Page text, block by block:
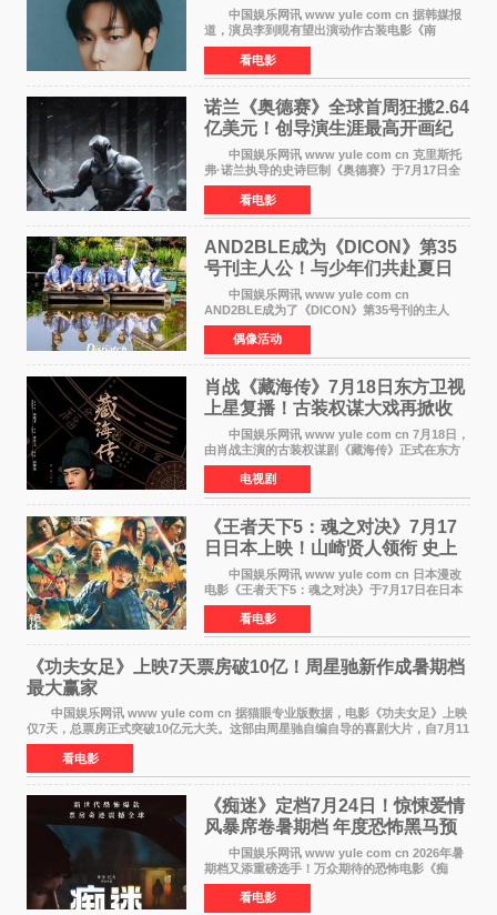
中国娱乐网讯 www yule com cn 据韩媒报
道，演员李到晛有望出演动作古装电影《南
伐》，与李秉宪、高允真合作，引发关注。
该片为动作古装片，讲述朝鲜初期，为了解救被
倭寇绑走的俘虏，9
看电影
诺兰《奥德赛》全球首周狂揽2.64
亿美元！创导演生涯最高开画纪
中国娱乐网讯 www yule com cn 克里斯托
弗·诺兰执导的史诗巨制《奥德赛》于7月17日全
球上映，首周末票房表现远超预期——北美首周
三天粗报1 245亿美元（开画3919馆），全球首周
2 641亿美元
看电影
AND2BLE成为《DICON》第35
号刊主人公！与少年们共赴夏日
之约
中国娱乐网讯 www yule com cn
AND2BLE成为了《DICON》第35号刊的主人
公，本期标题为And The Summer。作为出道后
首次担任杂志画报主角的完整体，AND2BLE用清
澈的少年感与全新的夏天相遇了
偶像活动
肖战《藏海传》7月18日东方卫视
上星复播！古装权谋大戏再掀收
视热潮
中国娱乐网讯 www yule com cn 7月18日，
由肖战主演的古装权谋剧《藏海传》正式在东方
卫视上星复播，引发广泛关注。该剧此前已在网
络平台播出，凭借精良制作和紧凑剧情收获不俗
口碑，此次上
电视剧
《王者天下5：魂之对决》7月17
日日本上映！山崎贤人领衔 史上
最大“函谷关防卫战”
中国娱乐网讯 www yule com cn 日本漫改
电影《王者天下5：魂之对决》于7月17日在日本
全国上映。这部由佐藤信介执导、山崎贤人主演
的历史动作片，改编自原泰久同名人气漫画，继
续讲述信和漂
看电影
《功夫女足》上映7天票房破10亿！周星驰新作成暑期档
最大赢家
中国娱乐网讯 www yule com cn 据猫眼专业版数据，电影《功夫女足》上映
仅7天，总票房正式突破10亿元大关。这部由周星驰自编自导的喜剧大片，自7月11
日公映以来便展现出惊人的市场统治力。
看电影
《痴迷》定档7月24日！惊悚爱情
风暴席卷暑期档 年度恐怖黑马预
中国娱乐网讯 www yule com cn 2026年暑
期档又添重磅选手！万众期待的恐怖电影《痴
迷》今日正式官宣定档，将于7月24日登陆内地各
大院线。这部被业内专家誉为新世代爆款恐怖电
看电影